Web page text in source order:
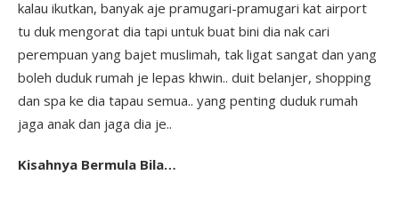
kalau ikutkan, banyak aje pramugari-pramugari kat airport
tu duk mengorat dia tapi untuk buat bini dia nak cari
perempuan yang bajet muslimah, tak ligat sangat dan yang
boleh duduk rumah je lepas khwin.. duit belanjer, shopping
dan spa ke dia tapau semua.. yang penting duduk rumah
jaga anak dan jaga dia je..
Kisahnya Bermula Bila…